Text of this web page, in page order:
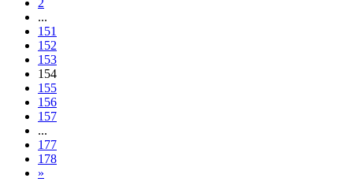
2
...
151
152
153
154
155
156
157
...
177
178
»